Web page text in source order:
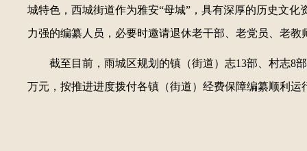
城特色，西城街道作为雅安“母城”，具有深厚的历史文
力强的编纂人员，必要时邀请退休老干部、老党员、老
截至目前，雨城区规划的镇（街道）志13部、村志8
万元，按推进进度拨付各镇（街道）经费保障编纂顺利